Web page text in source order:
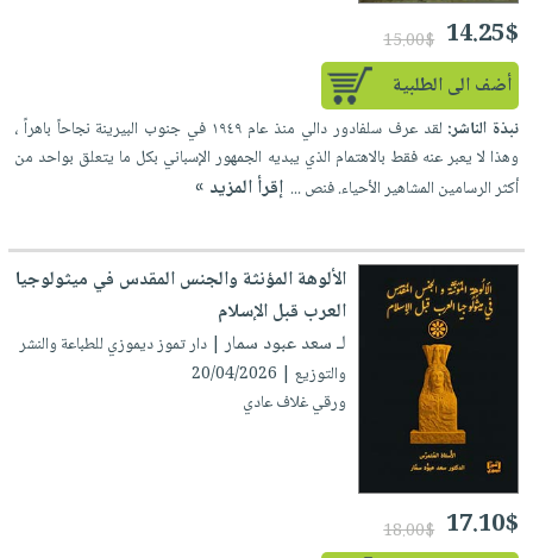
14.25$
15.00$
أضف الى الطلبية
نبذة الناشر:
لقد عرف سلفادور دالي منذ عام ١٩٤٩ في جنوب البيرينة نجاحاً باهراً ،
وهذا لا يعبر عنه فقط بالاهتمام الذي يبديه الجمهور الإسباني بكل ما يتعلق بواحد من
أكثر الرسامين المشاهير الأحياء. فنص ... إقرأ المزيد »
الألوهة المؤنثة والجنس المقدس في ميثولوجيا
العرب قبل الإسلام
لـ سعد عبود سمار| دار تموز ديموزي للطباعة والنشر
والتوزيع | 20/04/2026
ورقي غلاف عادي
17.10$
18.00$